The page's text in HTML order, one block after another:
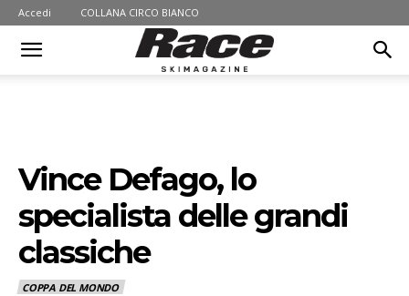
Accedi COLLANA CIRCO BIANCO
Vince Defago, lo
specialista delle grandi
classiche
COPPA DEL MONDO